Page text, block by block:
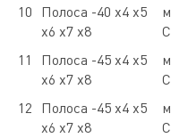
10 Полоса -40 х4 х5
х6 х7 х8
11
Полоса -45 х4 х5
х6 х7 х8
12 Полоса -45 х4 х5
х6 х7 х8